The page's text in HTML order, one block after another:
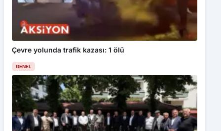
Çevre yolunda trafik kazası: 1 ölü
GENEL